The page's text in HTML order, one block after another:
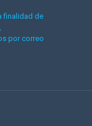
finalidad de
por correo